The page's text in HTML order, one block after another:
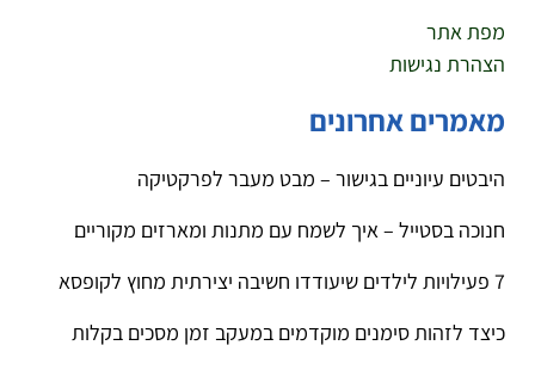
מפת אתר
הצהרת נגישות
מאמרים אחרונים
היבטים עיוניים בגישור – מבט מעבר לפרקטיקה
חנוכה בסטייל – איך לשמח עם מתנות ומארזים מקוריים
7 פעילויות לילדים שיעודדו חשיבה יצירתית מחוץ לקופסא
כיצד לזהות סימנים מוקדמים במעקב זמן מסכים בקלות